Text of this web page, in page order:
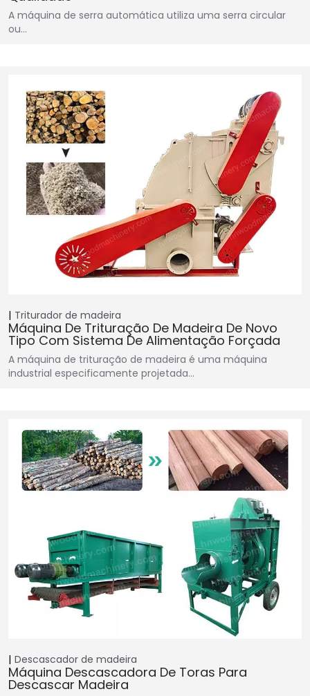
A máquina de serra automática utiliza uma serra circular
ou…
Triturador de madeira
Máquina De Trituração De Madeira De Novo
Tipo Com Sistema De Alimentação Forçada
A máquina de trituração de madeira é uma máquina
industrial especificamente projetada…
Descascador de madeira
Máquina Descascadora De Toras Para
Descascar Madeira